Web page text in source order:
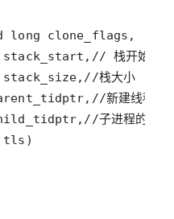
        unsigned long stack_size,//栈大小